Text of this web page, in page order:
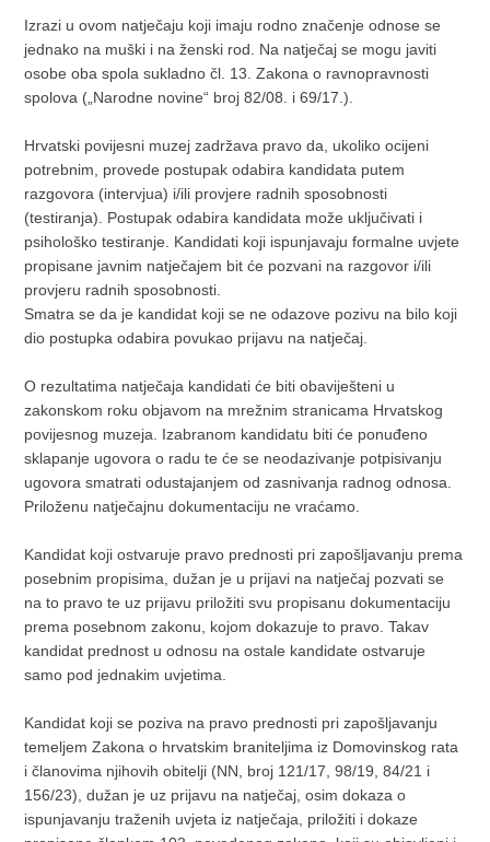
Izrazi u ovom natječaju koji imaju rodno značenje odnose se
jednako na muški i na ženski rod. Na natječaj se mogu javiti
osobe oba spola sukladno čl. 13. Zakona o ravnopravnosti
spolova („Narodne novine“ broj 82/08. i 69/17.).
Hrvatski povijesni muzej zadržava pravo da, ukoliko ocijeni
potrebnim, provede postupak odabira kandidata putem
razgovora (intervjua) i/ili provjere radnih sposobnosti
(testiranja). Postupak odabira kandidata može uključivati i
psihološko testiranje. Kandidati koji ispunjavaju formalne uvjete
propisane javnim natječajem bit će pozvani na razgovor i/ili
provjeru radnih sposobnosti.
Smatra se da je kandidat koji se ne odazove pozivu na bilo koji
dio postupka odabira povukao prijavu na natječaj.
O rezultatima natječaja kandidati će biti obaviješteni u
zakonskom roku objavom na mrežnim stranicama Hrvatskog
povijesnog muzeja. Izabranom kandidatu biti će ponuđeno
sklapanje ugovora o radu te će se neodazivanje potpisivanju
ugovora smatrati odustajanjem od zasnivanja radnog odnosa.
Priloženu natječajnu dokumentaciju ne vraćamo.
Kandidat koji ostvaruje pravo prednosti pri zapošljavanju prema
posebnim propisima, dužan je u prijavi na natječaj pozvati se
na to pravo te uz prijavu priložiti svu propisanu dokumentaciju
prema posebnom zakonu, kojom dokazuje to pravo. Takav
kandidat prednost u odnosu na ostale kandidate ostvaruje
samo pod jednakim uvjetima.
Kandidat koji se poziva na pravo prednosti pri zapošljavanju
temeljem Zakona o hrvatskim braniteljima iz Domovinskog rata
i članovima njihovih obitelji (NN, broj 121/17, 98/19, 84/21 i
156/23), dužan je uz prijavu na natječaj, osim dokaza o
ispunjavanju traženih uvjeta iz natječaja, priložiti i dokaze